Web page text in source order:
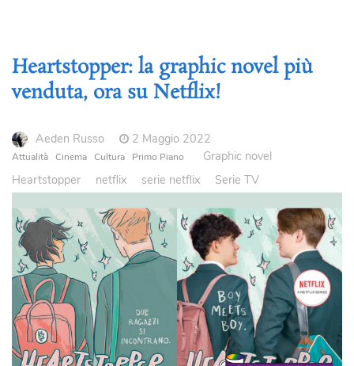
Heartstopper: la graphic novel più
venduta, ora su Netflix!
Aeden Russo 2 Maggio 2022
Attualità Cinema Cultura Primo Piano
Graphic novel
Heartstopper
netflix serie netflix Serie TV